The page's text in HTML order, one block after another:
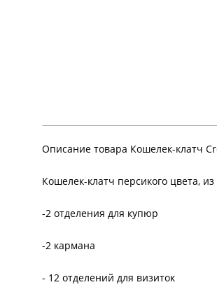
Описание товара Кошелек-клатч
Кошелек-клатч персикого цвета,
-2 отделения для купюр
-2 кармана
- 12 отделений для визиток